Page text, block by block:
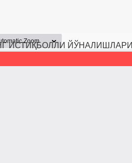
ИСТИҚБОЛЛИ ЙЎНАЛИШЛАРИ